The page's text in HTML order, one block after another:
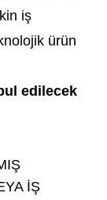
iş
ürün
edilecek
İŞ